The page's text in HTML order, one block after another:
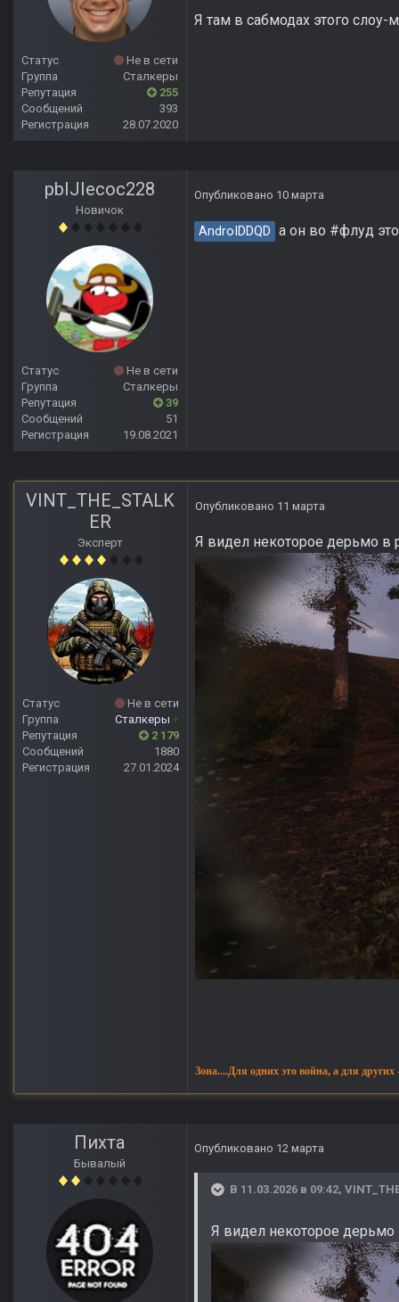
Статус
Не в сети
Группа
Сталкеры
Репутация
255
Сообщений
393
Регистрация
28.07.2020
Я там в сабмодах этого слоу-
pbIJIecoc228
Новичок
Статус
Не в сети
Группа
Сталкеры
Репутация
39
Сообщений
51
Регистрация
19.08.2021
Опубликовано 10 марта
AndroIDDQD а он во #флуд
VINT_THE_STALK
ER
Эксперт
Статус
Не в сети
Группа
Сталкеры +
Репутация
2 179
Сообщений
1880
Регистрация
27.01.2024
Опубликовано 11 марта
Я видел некоторое дерьмо в
Зона....Для одних это война, а для
Пихта
Бывалый
Опубликовано 12 марта
В 11.03.2026 в 09:42,
Я видел некоторое дерьмо